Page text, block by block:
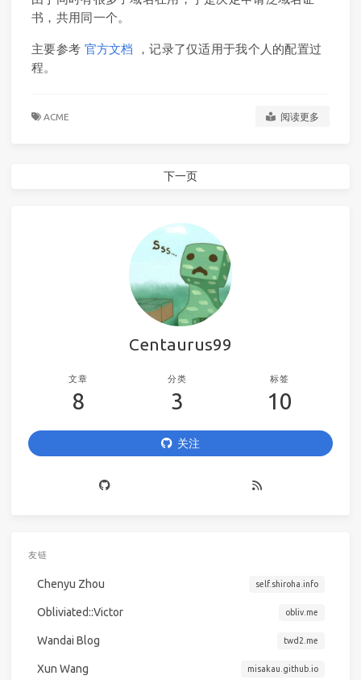
书，共用同一个。
主要参考 官方文档
，记录了仅适用于我个人的配置过
程。
ACME 阅读更多
下一页
Centaurus99
文章
8
分类
3
标签
10
关注
友链
Chenyu Zhou self.shiroha.info
Obliviated::Victor obliv.me
Wandai Blog twd2.me
Xun Wang misakau.github.io